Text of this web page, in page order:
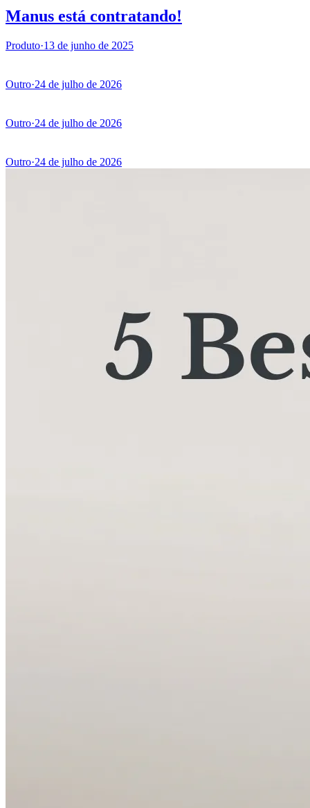
Manus está contratando!
Produto·13 de junho de 2025
Outro·24 de julho de 2026
Outro·24 de julho de 2026
Outro·24 de julho de 2026